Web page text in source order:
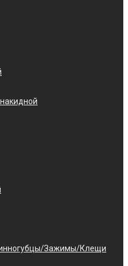
Зажимы/Клещи